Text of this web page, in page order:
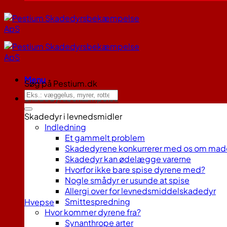
Menu
Skadedyrsbekæmpelse
Hvepse
Søg på Pestium.dk
Skadedyr i levnedsmidler
Indledning
Et gammelt problem
Skadedyrene konkurrerer med os om
Skadedyr kan ødelægge varerne
Hvorfor ikke bare spise dyrene med?
Nogle smådyr er usunde at spise
Allergi over for levnedsmiddelskadedyr
Smittespredning
Hvor kommer dyrene fra?
Synanthrope arter